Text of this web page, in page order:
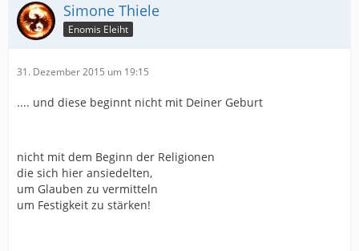
Simone Thiele
Enomis Eleiht
31. Dezember 2015 um 19:15
.... und diese beginnt nicht mit Deiner Geburt
nicht mit dem Beginn der Religionen
die sich hier ansiedelten,
um Glauben zu vermitteln
um Festigkeit zu stärken!